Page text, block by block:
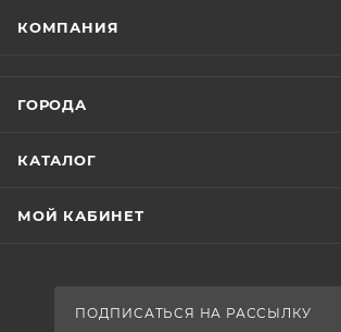
КОМПАНИЯ
ГОРОДА
КАТАЛОГ
МОЙ КАБИНЕТ
ПОДПИСАТЬСЯ НА РАССЫЛКУ